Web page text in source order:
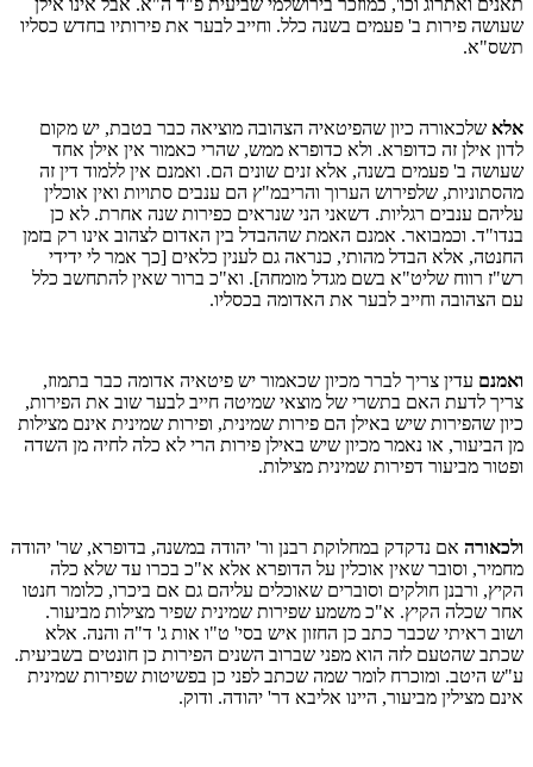
תאנים ואתרוג וכו', כמוזכר בירושלמי שביעית פ"ד ה"א. אבל אינו אילן
שעושה פירות ב' פעמים בשנה כלל. וחייב לבער את פירותיו בחדש כסליו
תשס"א.
אלא שלכאורה כיון שהפיטאיה הצהובה מוציאה כבר בטבת, יש מקום
לדון אילן זה כדופרא. ולא כדופרא ממש, שהרי כאמור אין אילן אחד
שעושה ב' פעמים בשנה, אלא זנים שונים הם. ואמנם אין ללמוד דין זה
מהסתוניות, שלפירוש הערוך והריבמ"ץ הם ענבים סתויות ואין אוכלין
עליהם ענבים רגליות. דשאני הני שנראים כפירות שנה אחרת. לא כן
בנדו"ד. וכמבואר. אמנם האמת שההבדל בין האדום לצהוב אינו רק בזמן
החנטה, אלא הבדל מהותי, כנראה גם לענין כלאים [כך אמר לי ידידי
רש"ז רווח שליט"א בשם מגדל מומחה]. וא"כ ברור שאין להתחשב כלל
עם הצהובה וחייב לבער את האדומה בכסליו.
ואמנם עדין צריך לברר מכיון שכאמור יש פיטאיה אדומה כבר בתמוז,
צריך לדעת האם בתשרי של מוצאי שמיטה חייב לבער שוב את הפירות,
כיון שהפירות שיש באילן הם פירות שמינית, ופירות שמינית אינם מצילות
מן הביעור, או נאמר מכיון שיש באילן פירות הרי לא כלה לחיה מן השדה
ופטור מביעור דפירות שמינית מצילות.
ולכאורה אם נדקדק במחלוקת רבנן ור' יהודה במשנה, בדופרא, שר' יהודה
מחמיר, וסובר שאין אוכלין על הדופרא אלא א"כ בכרו עד שלא כלה
הקיץ, ורבנן חולקים וסוברים שאוכלים עליהם גם אם ביכרו, כלומר חנטו
אחר שכלה הקיץ. א"כ משמע שפירות שמינית שפיר מצילות מביעור.
ושוב ראיתי שכבר כתב כן החזון איש בסי' ט"ו אות ג' ד"ה והנה. אלא
שכתב שהטעם לזה הוא מפני שברוב השנים הפירות כן חונטים בשביעית.
ע"ש היטב. ומוכרח לומר שמה שכתב לפני כן בפשיטות שפירות שמינית
אינם מצילין מביעור, היינו אליבא דר' יהודה. ודוק.